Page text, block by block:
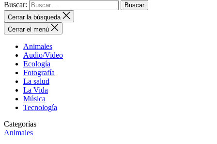
Buscar:
Cerrar la búsqueda
Cerrar el menú
Animales
Audio/Video
Ecología
Fotografía
La salud
La Vida
Música
Tecnología
Categorías
Animales